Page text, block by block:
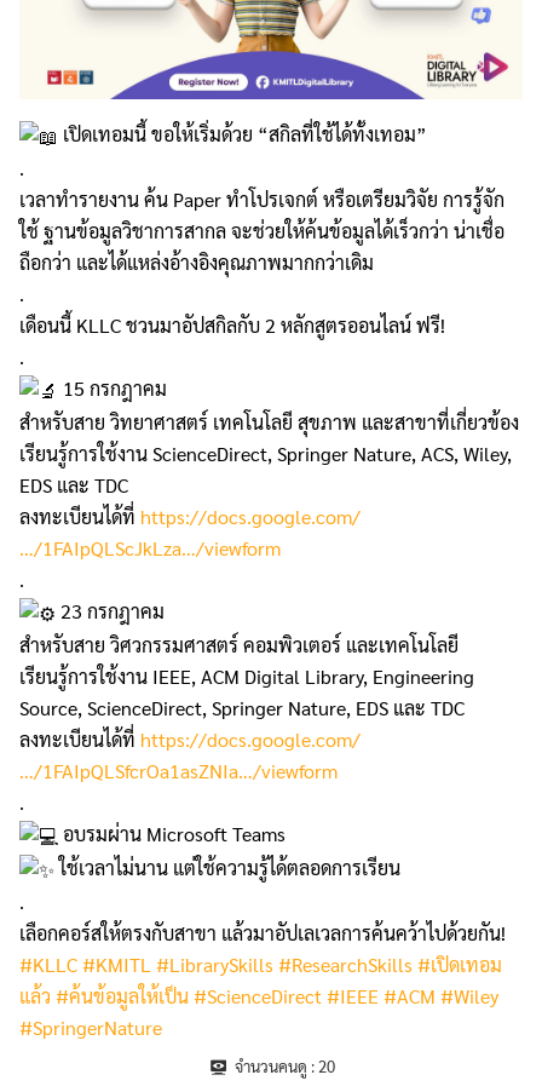
เปิดเทอมนี้ ขอให้เริ่มด้วย “สกิลที่ใช้ได้ทั้งเทอม”
.
เวลาทำรายงาน ค้น Paper ทำโปรเจกต์ หรือเตรียมวิจัย การรู้จัก
ใช้ ฐานข้อมูลวิชาการสากล จะช่วยให้ค้นข้อมูลได้เร็วกว่า น่าเชื่อ
ถือกว่า และได้แหล่งอ้างอิงคุณภาพมากกว่าเดิม
.
เดือนนี้ KLLC ชวนมาอัปสกิลกับ 2 หลักสูตรออนไลน์ ฟรี!
.
15 กรกฎาคม
สำหรับสาย วิทยาศาสตร์ เทคโนโลยี สุขภาพ และสาขาที่เกี่ยวข้อง
เรียนรู้การใช้งาน ScienceDirect, Springer Nature, ACS, Wiley,
EDS และ TDC
ลงทะเบียนได้ที่ https://docs.google.com/
…/1FAIpQLScJkLza…/viewform
.
23 กรกฎาคม
สำหรับสาย วิศวกรรมศาสตร์ คอมพิวเตอร์ และเทคโนโลยี
เรียนรู้การใช้งาน IEEE, ACM Digital Library, Engineering
Source, ScienceDirect, Springer Nature, EDS และ TDC
ลงทะเบียนได้ที่ https://docs.google.com/
…/1FAIpQLSfcrOa1asZNIa…/viewform
.
อบรมผ่าน Microsoft Teams
ใช้เวลาไม่นาน แต่ใช้ความรู้ได้ตลอดการเรียน
.
เลือกคอร์สให้ตรงกับสาขา แล้วมาอัปเลเวลการค้นคว้าไปด้วยกัน!
#KLLC#KMITL #LibrarySkills #ResearchSkills #เปิดเทอม
แล้ว #ค้นข้อมูลให้เป็น#ScienceDirect#IEEE #ACM #Wiley
#SpringerNature
จำนวนคนดู :20